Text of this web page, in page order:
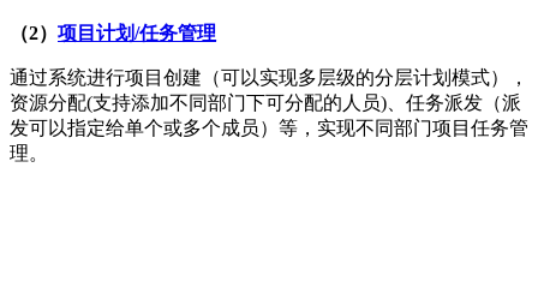
（2） 项目计划/任务管理
通过系统进行项目创建（可以实现多层级的分层计划模式），
资源分配(支持添加不同部门下可分配的人员)、任务派发（派
发可以指定给单个或多个成员）等，实现不同部门项目任务管
理。